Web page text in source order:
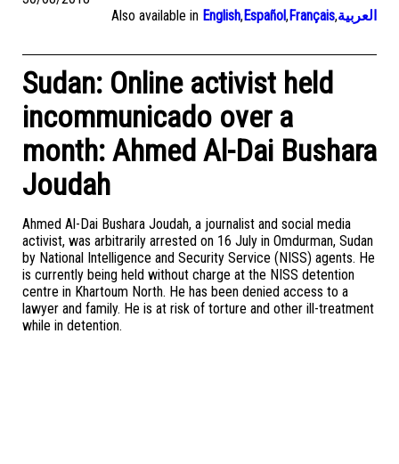
Also available in English,Español,Français,العربية
Sudan: Online activist held
incommunicado over a
month: Ahmed Al-Dai Bushara
Joudah
Ahmed Al-Dai Bushara Joudah, a journalist and social media
activist, was arbitrarily arrested on 16 July in Omdurman, Sudan
by National Intelligence and Security Service (NISS) agents. He
is currently being held without charge at the NISS detention
centre in Khartoum North. He has been denied access to a
lawyer and family. He is at risk of torture and other ill-treatment
while in detention.